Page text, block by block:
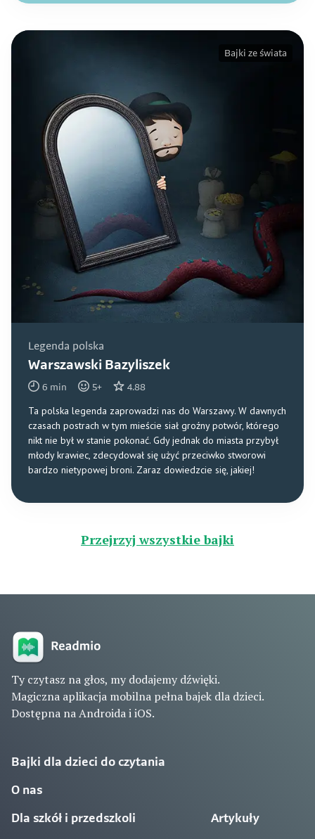
Bajki ze świata
Legenda polska
Warszawski Bazyliszek
6 min 5+ 4.88
Ta polska legenda zaprowadzi nas do Warszawy. W dawnych
czasach postrach w tym mieście siał groźny potwór, którego
nikt nie był w stanie pokonać. Gdy jednak do miasta przybył
młody krawiec, zdecydował się użyć przeciwko stworowi
bardzo nietypowej broni. Zaraz dowiedzcie się, jakiej!
Przejrzyj wszystkie bajki
Ty czytasz na głos, my dodajemy dźwięki.
Magiczna aplikacja mobilna pełna bajek dla dzieci.
Dostępna na Androida i iOS.
Bajki dla dzieci do czytania
O nas
Dla szkół i przedszkoli Artykuły